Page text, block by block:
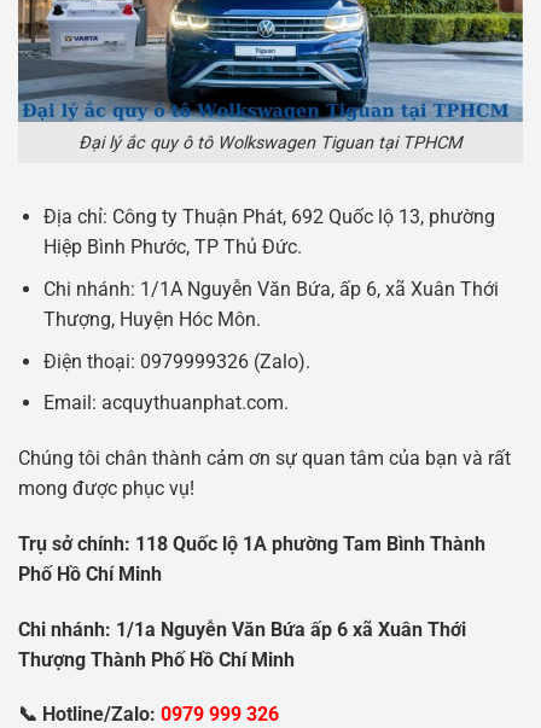
Đại lý ắc quy ô tô Wolkswagen Tiguan tại TPHCM
Địa chỉ: Công ty Thuận Phát, 692 Quốc lộ 13, phường
Hiệp Bình Phước, TP Thủ Đức.
Chi nhánh: 1/1A Nguyễn Văn Bứa, ấp 6, xã Xuân Thới
Thượng, Huyện Hóc Môn.
Điện thoại: 0979999326 (Zalo).
Email: acquythuanphat.com.
Chúng tôi chân thành cảm ơn sự quan tâm của bạn và rất
mong được phục vụ!
Trụ sởchính: 118 Quốc lộ 1A phường Tam Bình Thành
PhốHồ Chí Minh
Chi nhánh: 1/1a Nguyễn Văn Bứa ấp 6 xã Xuân Thới
Thượng Thành PhốHồ Chí Minh
📞 Hotline/Zalo: 0979 999 326